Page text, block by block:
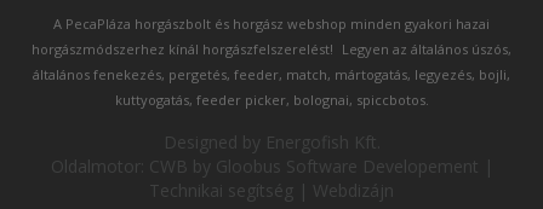
A PecaPláza horgászbolt és horgász webshop minden gyakori hazai
horgászmódszerhez kínál horgászfelszerelést! Legyen az általános úszós,
általános fenekezés, pergetés, feeder, match, mártogatás, legyezés, bojli,
kuttyogatás, feeder picker, bolognai, spiccbotos.
Designed by Energofish Kft
Oldalmotor: CWB by Gloobus Software Developement |
Technikai segítség | Webdizájn